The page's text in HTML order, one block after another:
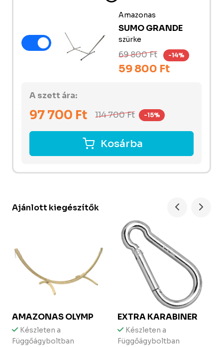
Amazonas
SUMO GRANDE
szürke
69 800 Ft -14%
59 800 Ft
A szett ára:
97 700 Ft 114 700Ft -15%
Kosárba
Ajánlott kiegészítők
AMAZONASOLYMP
Készleten a
Függőágyboltban
EXTRA KARABINER
Készleten a
Függőágyboltban